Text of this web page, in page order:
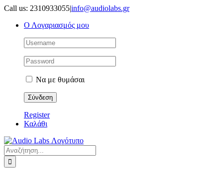
Μετάβαση
περιεχόμενο
Call us: 2310933055|info@audiolabs.gr
Ο Λογαριασμός μου
Να με θυμάσαι
Register
Καλάθι
Αναζήτηση
για: